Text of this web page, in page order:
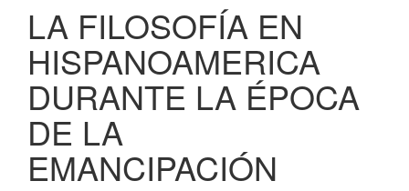
LA FILOSOFÍA EN
HISPANOAMERICA
DURANTE LA ÉPOCA
DE LA
EMANCIPACIÓN